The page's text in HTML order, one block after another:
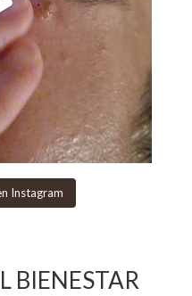
Instagram
BIENESTAR